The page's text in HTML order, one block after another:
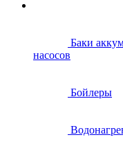
Баки
насосов
Бойлеры